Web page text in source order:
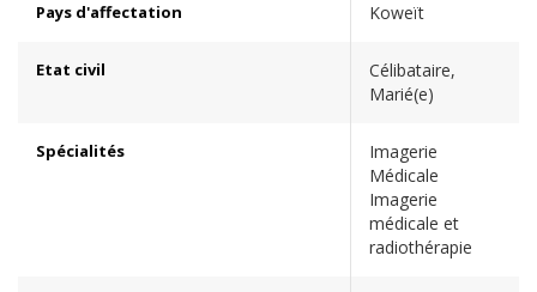
Pays d'affectation Koweït
Etat civil
Célibataire,
Marié(e)
Spécialités
Imagerie
Médicale
Imagerie
médicale et
radiothérapie